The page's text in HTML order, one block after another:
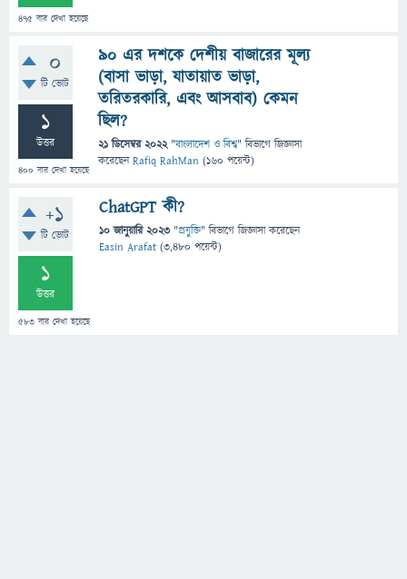
475 বার দেখা হয়েছে
0
টি ভোট
1
উত্তর
400 বার দেখা হয়েছে
৯০ এর দশকে দেশীয় বাজারের মূল্য
(বাসা ভাড়া, যাতায়াত ভাড়া,
তরিতরকারি, এবং আসবাব) কেমন
ছিল?
21 ডিসেম্বর 2022 "বাংলাদেশ ও বিশ্ব" বিভাগে জিজ্ঞাসা
করেছেনRafiq RahMan (160 পয়েন্ট)
+1
টি ভোট
1
উত্তর
583 বার দেখা হয়েছে
ChatGPT কী?
10 জানুয়ারি 2023 "প্রযুক্তি" বিভাগে জিজ্ঞাসাকরেছেন
Easin Arafat (3,480 পয়েন্ট)